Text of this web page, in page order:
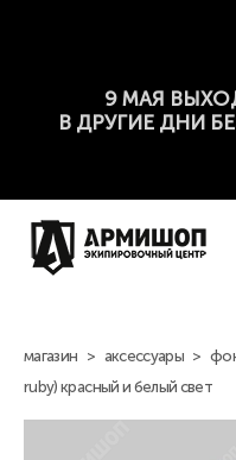
9 МАЯ
В ДРУГИЕ ДНИ
магазин > аксессуары >
ruby) красный и белый свет